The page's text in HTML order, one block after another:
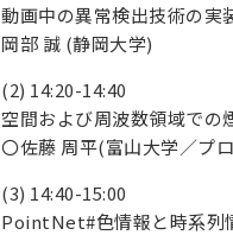
動画中の異常検出技術の実
岡部 誠 (静岡大学)
(2) 14:20-14:40
空間および周波数領域での
〇佐藤 周平(富山大学／プ
(3) 14:40-15:00
PointNet#色情報と時系列